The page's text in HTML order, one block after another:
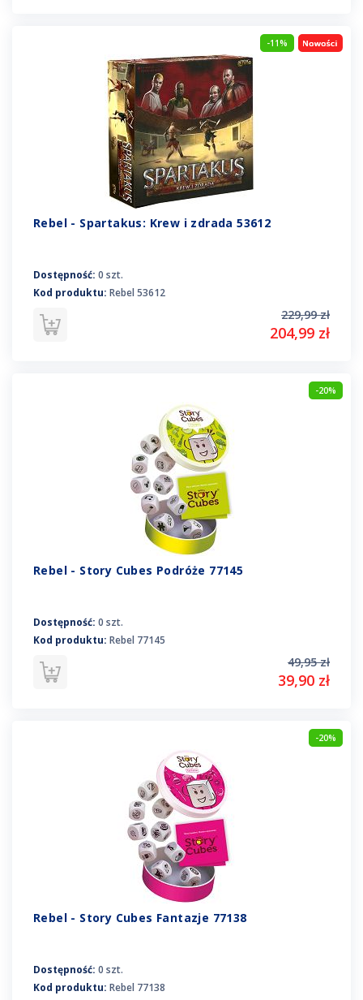
-11%
Rebel - Spartakus: Krew i zdrada 53612
Dostępność: 0 szt.
Kod produktu: Rebel 53612
229,99 zł
204,99 zł
-20%
Rebel - Story Cubes Podróże 77145
Dostępność: 0 szt.
Kod produktu: Rebel 77145
49,95 zł
39,90 zł
-20%
Rebel - Story Cubes Fantazje 77138
Dostępność: 0 szt.
Kod produktu: Rebel 77138